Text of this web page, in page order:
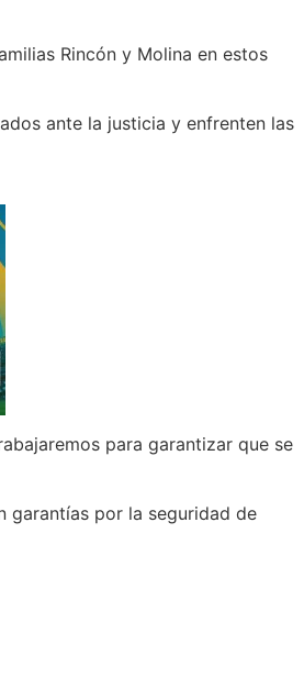
Rincón y Molina en estos
ante la justicia y enfrenten las
para garantizar que se
garantías por la seguridad de